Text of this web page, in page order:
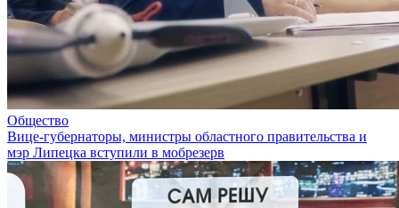
Общество
Вице-губернаторы, министры областного правительства и
мэр Липецка вступили в мобрезерв